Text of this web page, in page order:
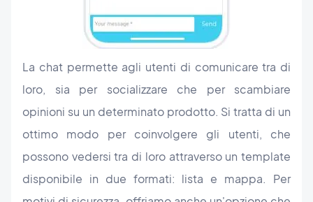
La chat permette agli utenti di comunicare tra di
loro, sia per socializzare che per scambiare
opinioni su un determinato prodotto. Si tratta di un
ottimo modo per coinvolgere gli utenti, che
possono vedersi tra di loro attraverso un template
disponibile in due formati: lista e mappa. Per